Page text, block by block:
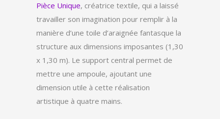
Pièce Unique, créatrice textile, qui a laissé
travailler son imagination pour remplir à la
manière d’une toile d’araignée fantasque la
structure aux dimensions imposantes (1,30
x 1,30 m). Le support central permet de
mettre une ampoule, ajoutant une
dimension utile à cette réalisation
artistique à quatre mains.